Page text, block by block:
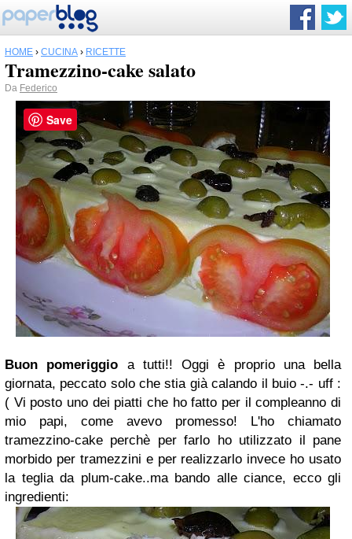
HOME › CUCINA › RICETTE
Tramezzino-cake salato
Da Federico
Buon pomeriggio a tutti!! Oggi è proprio una bella
giornata, peccato solo che stia già calando il buio -.- uff :
( Vi posto uno dei piatti che ho fatto per il compleanno di
mio papi, come avevo promesso!
L'ho chiamato
tramezzino-cake perchè per farlo ho utilizzato il pane
morbido per tramezzini e per realizzarlo invece ho usato
la teglia da plum-cake..ma bando alle ciance, ecco gli
ingredienti:
Save